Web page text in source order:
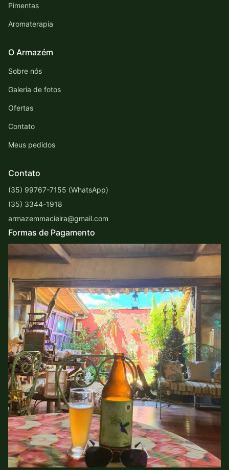
Pimentas
Aromaterapia
O Armazém
Sobre nós
Galeria de fotos
Ofertas
Contato
Meus pedidos
Contato
(35) 99767-7155 (WhatsApp)
(35) 3344-1918
armazemmacieira@gmail.com
Formas de Pagamento